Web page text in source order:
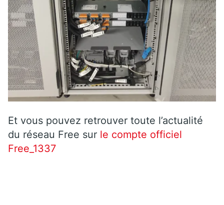
Et vous pouvez retrouver toute l’actualité
du réseau Free sur le compte officiel
Free_1337